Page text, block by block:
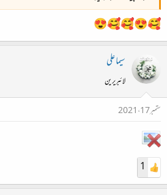
🥰😍🥰🥰😍
سیما علی
لائبریرین
ستمبر 17، 2021
1